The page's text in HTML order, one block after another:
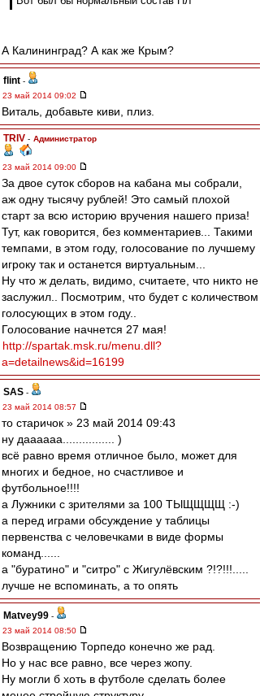
А Калининград? А как же Крым?
flint -
23 май 2014 09:02
Виталь, добавьте киви, плиз.
TRIV - Администратор
23 май 2014 09:00
За двое суток сборов на кабана мы собрали,
аж одну тысячу рублей! Это самый плохой
старт за всю историю вручения нашего приза!
Тут, как говорится, без комментариев... Такими
темпами, в этом году, голосование по лучшему
игроку так и останется виртуальным...
Ну что ж делать, видимо, считаете, что никто не
заслужил.. Посмотрим, что будет с количеством
голосующих в этом году..
Голосование начнется 27 мая!
http://spartak.msk.ru/menu.dll?
a=detailnews&id=16199
SAS -
23 май 2014 08:57
то старичок » 23 май 2014 09:43
ну даааааа................ )
всё равно время отличное было, может для
многих и бедное, но счастливое и
футбольное!!!!
а Лужники с зрителями за 100 ТЫЩЩЩЩ :-)
а перед играми обсуждение у таблицы
первенства с человечками в виде формы
команд......
а "буратино" и "cитро" с Жигулёвским ?!?!!!.....
лучше не вспоминать, а то опять
Matvey99 -
23 май 2014 08:50
Возвращению Торпедо конечно же рад.
Но у нас все равно, все через жопу.
Ну могли б хоть в футболе сделать более